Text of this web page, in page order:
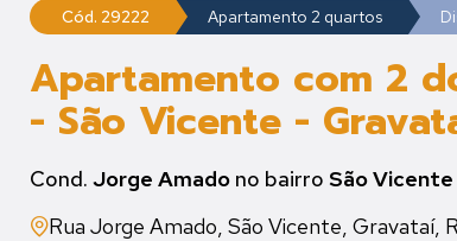
Cód. 29222 Apartamento 2 quartos
Apartamento com 2
- São Vicente -
Cond. Jorge Amado no bairro São Vicente
Rua Jorge Amado, São Vicente, Gravataí,